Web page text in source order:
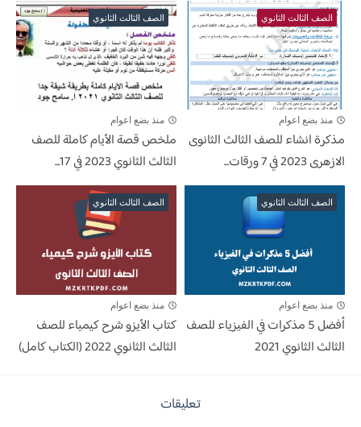
الصف الثالث الثانوي
منذ بضع اعوام
مذكرة انشاء للصف الثالث الثانوى
الازهرى 2023 في 7 ورقات...
الصف الثالث الثانوي
منذ بضع اعوام
ملخص قصة الأيام كاملة للصف
الثالث الثانوي 2023 في 17...
الصف الثالث الثانوي
منذ بضع اعوام
أفضل 5 مذكرات في الفيزياء للصف
الثالث الثانوي 2021
الصف الثالث الثانوي
منذ بضع اعوام
كتاب الأيزو شرح كيمياء للصف
الثالث الثانوي 2022 (الكتاب كامل)
تعليقات